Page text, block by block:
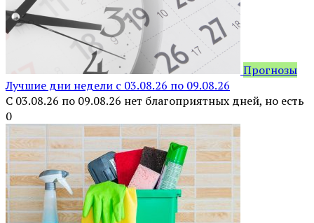
Прогнозы
Лучшие дни недели с 03.08.26 по 09.08.26
С 03.08.26 по 09.08.26 нет благоприятных дней, но есть
0